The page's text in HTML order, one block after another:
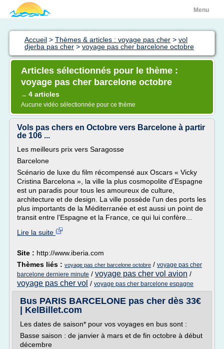
Menu
Accueil > Thèmes & articles : voyage pas cher > vol
djerba pas cher > voyage pas cher barcelone octobre
Articles sélectionnés pour le thème :
voyage pas cher barcelone octobre
→ 4 articles
Aucune vidéo sélectionnée pour ce thème
Vols pas chers en Octobre vers Barcelone à partir
de 106 ...
Les meilleurs prix vers Saragosse
Barcelone
Scénario de luxe du film récompensé aux Oscars « Vicky
Cristina Barcelona », la ville la plus cosmopolite d'Espagne
est un paradis pour tous les amoureux de culture,
architecture et de design. La ville possède l'un des ports les
plus importants de la Méditerranée et est aussi un point de
transit entre l'Espagne et la France, ce qui lui confère...
Lire la suite
Site : http://www.iberia.com
Thèmes liés : voyage pas cher barcelone octobre / voyage pas cher
barcelone derniere minute / voyage pas cher vol avion /
voyage pas cher vol / voyage pas cher barcelone espagne
Bus PARIS BARCELONE pas cher dès 33€
| KelBillet.com
Les dates de saison* pour vos voyages en bus sont :
Basse saison : de janvier à mars et de fin octobre à début
décembre